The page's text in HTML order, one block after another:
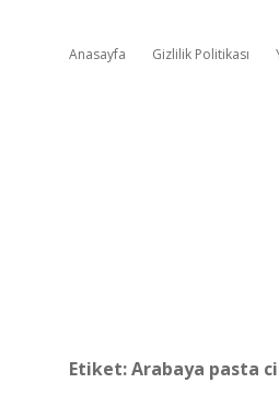
Anasayfa Gizlilik Politikası
Etiket:Arabaya pasta